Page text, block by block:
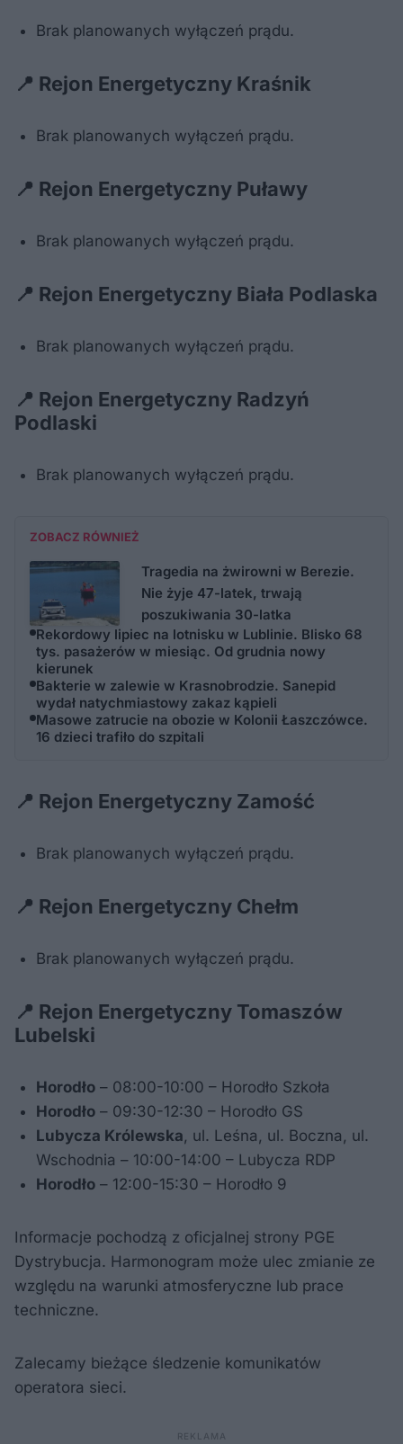
Brak planowanych wyłączeń prądu.
📍 Rejon Energetyczny Kraśnik
Brak planowanych wyłączeń prądu.
📍 Rejon Energetyczny Puławy
Brak planowanych wyłączeń prądu.
📍 Rejon Energetyczny Biała Podlaska
Brak planowanych wyłączeń prądu.
📍 Rejon Energetyczny Radzyń
Podlaski
Brak planowanych wyłączeń prądu.
ZOBACZ RÓWNIEŻ
Tragedia na żwirowni w Berezie.
Nie żyje 47-latek, trwają
poszukiwania 30-latka
Rekordowy lipiec na lotnisku w Lublinie. Blisko 68
tys. pasażerów w miesiąc. Od grudnia nowy
kierunek
Bakterie w zalewie w Krasnobrodzie. Sanepid
wydał natychmiastowy zakaz kąpieli
Masowe zatrucie na obozie w Kolonii Łaszczówce.
16 dzieci trafiło do szpitali
📍 Rejon Energetyczny Zamość
Brak planowanych wyłączeń prądu.
📍 Rejon Energetyczny Chełm
Brak planowanych wyłączeń prądu.
📍 Rejon Energetyczny Tomaszów
Lubelski
Horodło – 08:00-10:00 – Horodło Szkoła
Horodło – 09:30-12:30 – Horodło GS
Lubycza Królewska , ul. Leśna, ul. Boczna, ul.
Wschodnia – 10:00-14:00 – Lubycza RDP
Horodło – 12:00-15:30 – Horodło 9
Informacje pochodzą z oficjalnej strony PGE
Dystrybucja. Harmonogram może ulec zmianie ze
względu na warunki atmosferyczne lub prace
techniczne.
Zalecamy bieżące śledzenie komunikatów
operatora sieci.